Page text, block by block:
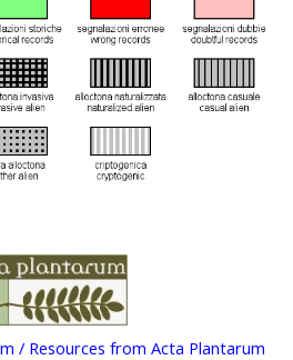
/ Resources from Acta Plantarum